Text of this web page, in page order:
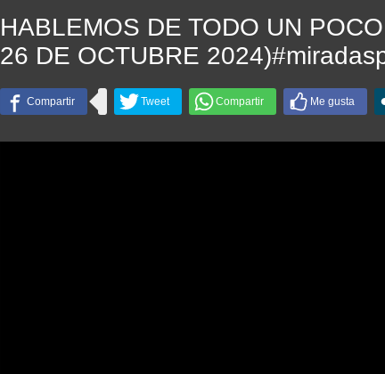
HABLEMOS DE TODO UN
26 DE OCTUBRE